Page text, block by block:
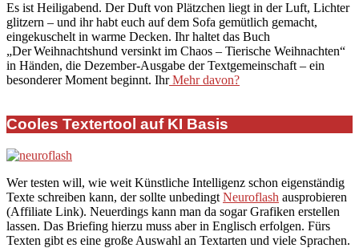
18
Es ist Heiligabend. Der Duft von Plätzchen liegt in der Luft, Lichter
glitzern – und ihr habt euch auf dem Sofa gemütlich gemacht,
eingekuschelt in warme Decken. Ihr haltet das Buch
„Der Weihnachtshund versinkt im Chaos – Tierische Weihnachten“
in Händen, die Dezember-Ausgabe der Textgemeinschaft – ein
besonderer Moment beginnt. IhrMehr davon?
Cooles Textertool auf KI Basis
Wer testen will, wie weit Künstliche Intelligenz schon eigenständig
Texte schreiben kann, der sollte unbedingt Neuroflash ausprobieren
(Affiliate Link). Neuerdings kann man da sogar Grafiken erstellen
lassen. Das Briefing hierzu muss aber in Englisch erfolgen. Fürs
Texten gibt es eine große Auswahl an Textarten und viele Sprachen.